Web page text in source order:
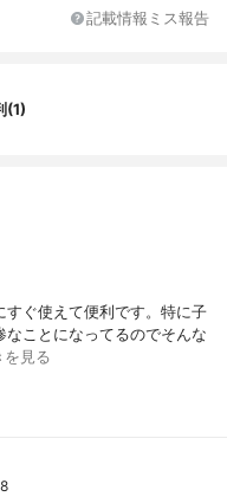
小型ブラシ・ホース記載情報ミス報告
(1)
すぐ使えて便利です。特に子
なことになってるのでそんな
を見る